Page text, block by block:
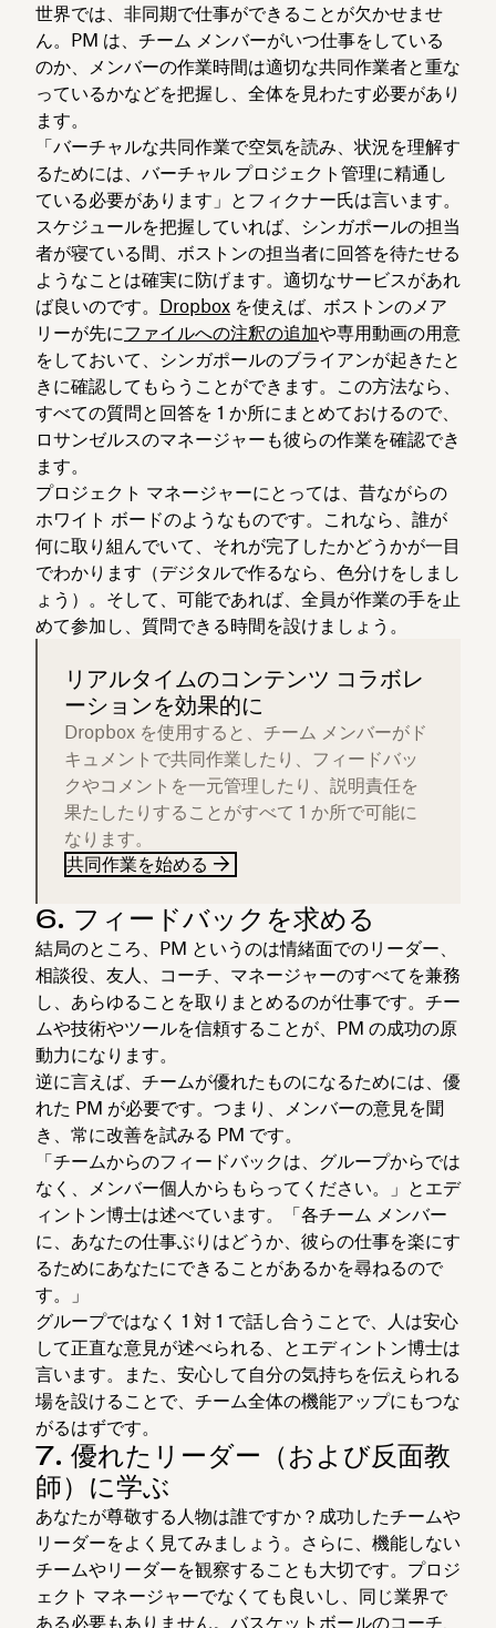
世界では、非同期で仕事ができることが欠かせませ
ん。PM は、チーム メンバーがいつ仕事をしている
のか、メンバーの作業時間は適切な共同作業者と重な
っているかなどを把握し、全体を見わたす必要があり
ます。
「バーチャルな共同作業で空気を読み、状況を理解す
るためには、バーチャル プロジェクト管理に精通し
ている必要があります」とフィクナー氏は言います。
スケジュールを把握していれば、シンガポールの担当
者が寝ている間、ボストンの担当者に回答を待たせる
ようなことは確実に防げます。適切なサービスがあれ
ば良いのです。 Dropbox を使えば、ボストンのメア
リーが先にファイルへの注釈の追加や専用動画の用意
をしておいて、シンガポールのブライアンが起きたと
きに確認してもらうことができます。この方法なら、
すべての質問と回答を 1 か所にまとめておけるので、
ロサンゼルスのマネージャーも彼らの作業を確認でき
ます。
プロジェクト マネージャーにとっては、昔ながらの
ホワイト ボードのようなものです。これなら、誰が
何に取り組んでいて、それが完了したかどうかが一目
でわかります（デジタルで作るなら、色分けをしまし
ょう）。そして、可能であれば、全員が作業の手を止
めて参加し、質問できる時間を設けましょう。
リアルタイムのコンテンツ コラボレ
ーションを効果的に
Dropbox を使用すると、チーム メンバーがド
キュメントで共同作業したり、フィードバッ
クやコメントを一元管理したり、説明責任を
果たしたりすることがすべて 1 か所で可能に
なります。
共同作業を始める
6. フィードバックを求める
結局のところ、PM というのは情緒面でのリーダー、
相談役、友人、コーチ、マネージャーのすべてを兼務
し、あらゆることを取りまとめるのが仕事です。チー
ムや技術やツールを信頼することが、PM の成功の原
動力になります。
逆に言えば、チームが優れたものになるためには、優
れた PM が必要です。つまり、メンバーの意見を聞
き、常に改善を試みる PM です。
「チームからのフィードバックは、グループからでは
なく、メンバー個人からもらってください。」とエデ
ィントン博士は述べています。「各チーム メンバー
に、あなたの仕事ぶりはどうか、彼らの仕事を楽にす
るためにあなたにできることがあるかを尋ねるので
す。」
グループではなく 1 対 1 で話し合うことで、人は安心
して正直な意見が述べられる、とエディントン博士は
言います。また、安心して自分の気持ちを伝えられる
場を設けることで、チーム全体の機能アップにもつな
がるはずです。
7. 優れたリーダー（および反面教
師）に学ぶ
あなたが尊敬する人物は誰ですか？成功したチームや
リーダーをよく見てみましょう。さらに、機能しない
チームやリーダーを観察することも大切です。プロジ
ェクト マネージャーでなくても良いし、同じ業界で
ある必要もありません。バスケットボールのコーチ、